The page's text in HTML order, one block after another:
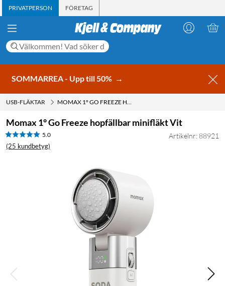
PRIVATPERSON FÖRETAG
SOMMARREA - Upp till 50% →
USB-FLÄKTAR MOMAX 1° GO FREEZE HOPFÄLLBAR MINIFLÄKT VIT
Momax 1° Go Freeze hopfällbar minifläkt Vit
5.0
(25 kundbetyg)
Artikelnr: 88921